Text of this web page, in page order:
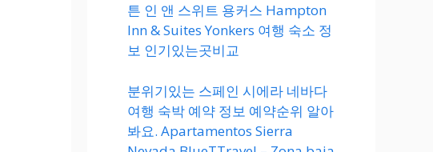
튼 인 앤 스위트 용커스 Hampton
Inn & Suites Yonkers 여행 숙소 정
보 인기있는곳비교
분위기있는 스페인 시에라 네바다
여행 숙박 예약 정보 예약순위 알아
봐요. Apartamentos Sierra